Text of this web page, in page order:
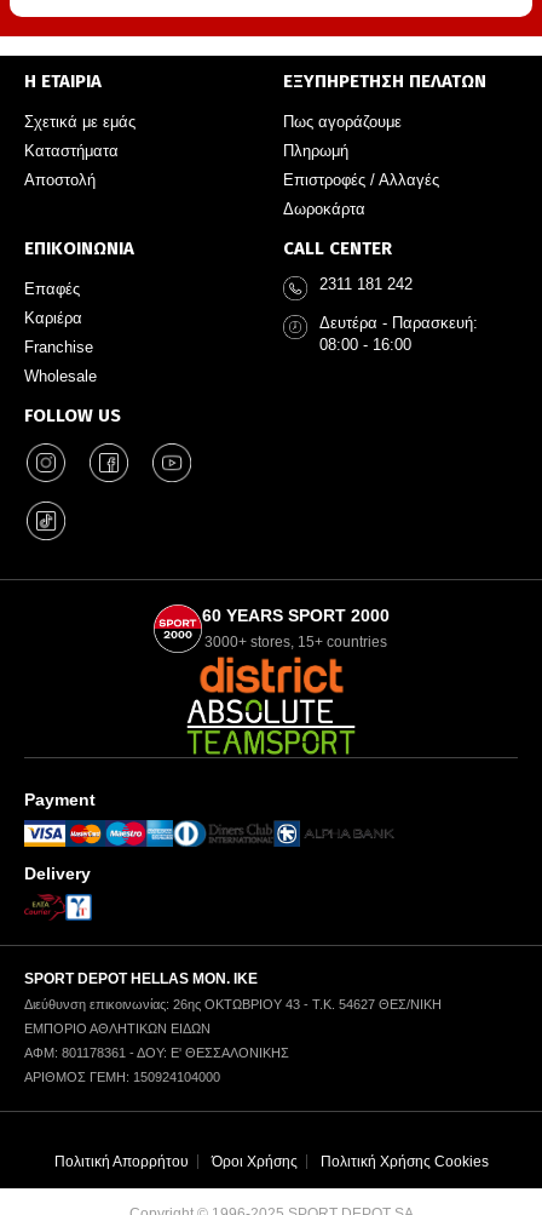
Η ΕΤΑΙΡΙΑ
Σχετικά με εμάς
Καταστήματα
Αποστολή
ΕΞΥΠΗΡΕΤΗΣΗ ΠΕΛΑΤΩΝ
Πως αγοράζουμε
Πληρωμή
Επιστροφές / Αλλαγές
Δωροκάρτα
ΕΠΙΚΟΙΝΩΝΙΑ
Επαφές
Καριέρα
Franchise
Wholesale
FOLLOW US
CALL CENTER
2311 181 242
Δευτέρα - Παρασκευή:
08:00 - 16:00
60 YEARS SPORT 2000
3000+ stores, 15+ countries
Payment
Delivery
SPORT DEPOT HELLAS ΜΟΝ. ΙΚΕ
Διεύθυνση επικοινωνίας: 26ης ΟΚΤΩΒΡΙΟΥ 43 - Τ.Κ. 54627 ΘΕΣ/ΝΙΚΗ
ΕΜΠΟΡΙΟ ΑΘΛΗΤΙΚΩΝ ΕΙΔΩΝ
ΑΦΜ: 801178361 - ΔΟΥ: Ε' ΘΕΣΣΑΛΟΝΙΚΗΣ
ΑΡΙΘΜΟΣ ΓΕΜΗ: 150924104000
Πολιτική Απορρήτου Όροι Χρήσης Πολιτική Χρήσης Cookies